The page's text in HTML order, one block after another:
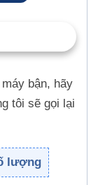
bận, hãy
tôi sẽ gọi lại
lượng